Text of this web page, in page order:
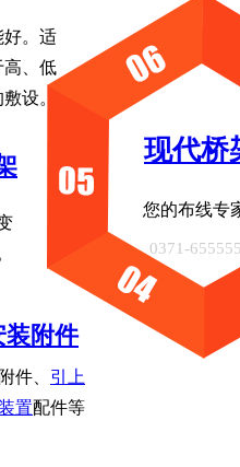
现代桥
装附件​
您的布线专
0371-
件、 引上
置配件等
好。适
高、低
设。​